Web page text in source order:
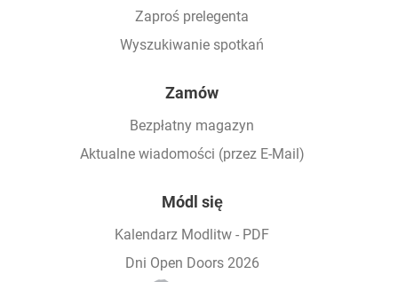
Zaproś prelegenta
Wyszukiwanie spotkań
Zamów
Bezpłatny magazyn
Aktualne wiadomości (przez E-Mail)
Módl się
Kalendarz Modlitw - PDF
Dni Open Doors 2026